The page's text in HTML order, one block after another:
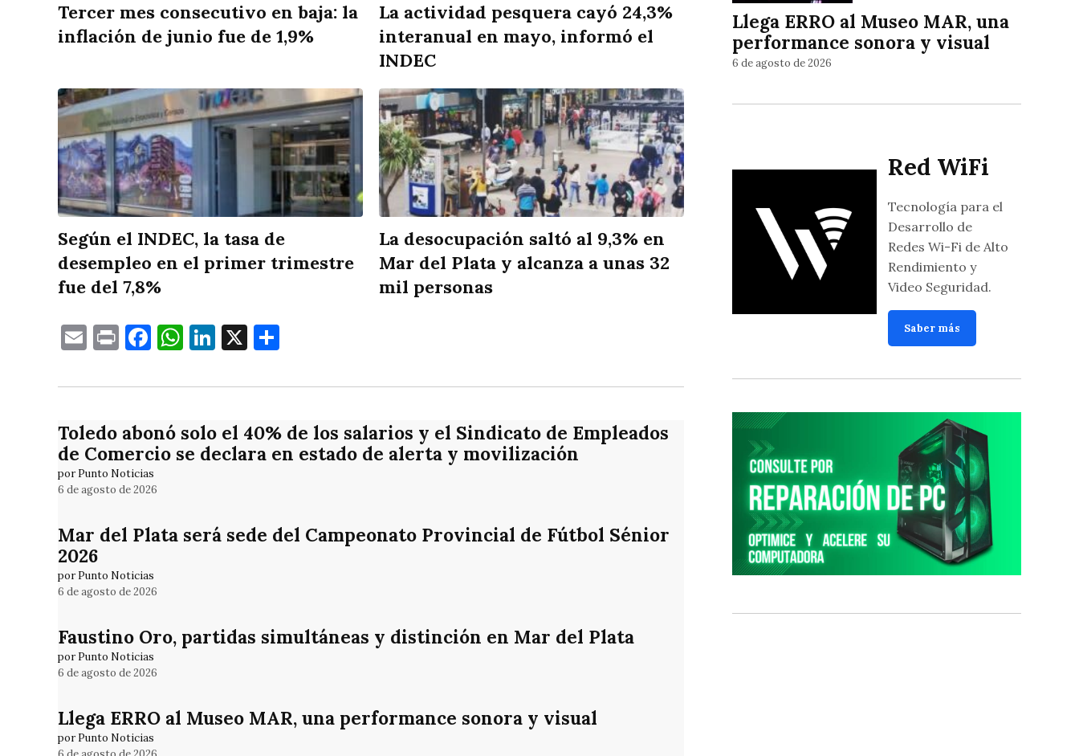
Tercer mes consecutivo en baja: la
inflación de junio fue de 1,9%
La actividad pesquera cayó 24,3%
interanual en mayo, informó el
INDEC
Según el INDEC, la tasa de
desempleo en el primer trimestre
fue del 7,8%
La desocupación saltó al 9,3% en
Mar del Plata y alcanza a unas 32
mil personas
EmailPrintFacebook
WhatsApp
LinkedIn
X
Toledo abonó solo el 40% de los salarios y el Sindicato de Empleados
de Comercio se declara en estado de alerta y movilización
por Punto Noticias
6 de agosto de 2026
Mar del Plata será sede del Campeonato Provincial de Fútbol Sénior
2026
por Punto Noticias
6 de agosto de 2026
Faustino Oro, partidas simultáneas y distinción en Mar del Plata
por Punto Noticias
6 de agosto de 2026
Llega ERRO al Museo MAR, una performance sonora y visual
por Punto Noticias
Llega ERRO al Museo MAR, una
performance sonora y visual
6 de agosto de 2026
Red WiFi
Tecnología para el
Desarrollo de
Redes Wi-Fi de Alto
Rendimiento y
Video Seguridad.
Saber más